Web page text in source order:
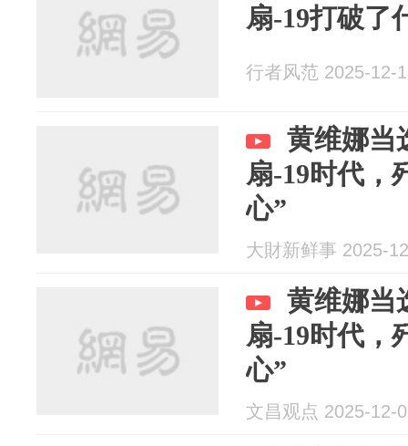
扇-19打破了
行者风范 2025-12-
黄维娜当
扇-19时代，
心”
大財新鲜事 2025-
黄维娜当
扇-19时代，
心”
文昌观点 2025-12-